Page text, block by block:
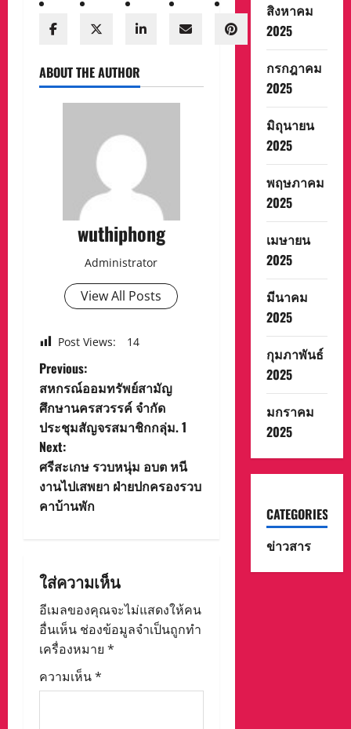
ABOUT THE AUTHOR
wuthiphong
Administrator
View All Posts
Post Views: 14
P
o
s
t
n
v
i
g
a
Previous:
สหกรณ์ออมทรัพย์สามัญ
ศึกษานครสวรรค์ จำกัด
ประชุมสัญจรสมาชิกกลุ่ม. 1
Next:
ศรีสะเกษ รวบหนุ่ม อบต หนี
งานไปเสพยา ฝ่ายปกครองรวบ
คาบ้านพัก
ใส่ความเห็น
อีเมลของคุณจะไม่แสดงให้คน
อื่นเห็น ช่องข้อมูลจำเป็นถูกทำ
เครื่องหมาย *
ความเห็น*
สิงหาคม
2025
กรกฎาคม
2025
มิถุนายน
2025
พฤษภาคม
2025
เมษายน
2025
มีนาคม
2025
กุมภาพันธ์
2025
มกราคม
2025
CATEGORIES
ข่าวสาร